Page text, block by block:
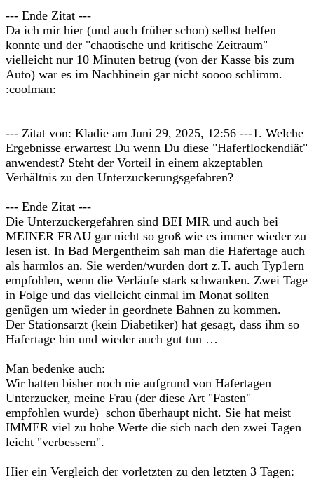
--- Ende Zitat ---
Da ich mir hier (und auch früher schon) selbst helfen
konnte und der "chaotische und kritische Zeitraum"
vielleicht nur 10 Minuten betrug (von der Kasse bis zum
Auto) war es im Nachhinein gar nicht soooo schlimm.
:coolman:
--- Zitat von: Kladie am Juni 29, 2025, 12:56 ---1. Welche
Ergebnisse erwartest Du wenn Du diese "Haferflockendiät"
anwendest? Steht der Vorteil in einem akzeptablen
Verhältnis zu den Unterzuckerungsgefahren?
--- Ende Zitat ---
Die Unterzuckergefahren sind BEI MIR und auch bei
MEINER FRAU gar nicht so groß wie es immer wieder zu
lesen ist. In Bad Mergentheim sah man die Hafertage auch
als harmlos an. Sie werden/wurden dort z.T. auch Typ1ern
empfohlen, wenn die Verläufe stark schwanken. Zwei Tage
in Folge und das vielleicht einmal im Monat sollten
genügen um wieder in geordnete Bahnen zu kommen.
Der Stationsarzt (kein Diabetiker) hat gesagt, dass ihm so
Hafertage hin und wieder auch gut tun …
Man bedenke auch:
Wir hatten bisher noch nie aufgrund von Hafertagen
Unterzucker, meine Frau (der diese Art "Fasten"
empfohlen wurde) schon überhaupt nicht. Sie hat meist
IMMER viel zu hohe Werte die sich nach den zwei Tagen
leicht "verbessern".
Hier ein Vergleich der vorletzten zu den letzten 3 Tagen: